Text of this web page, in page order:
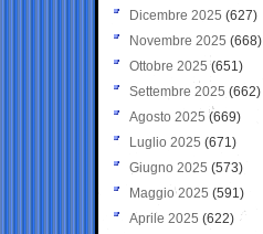
Dicembre 2025 (627)
Novembre 2025 (668)
Ottobre 2025 (651)
Settembre 2025 (662)
Agosto 2025 (669)
Luglio 2025 (671)
Giugno 2025 (573)
Maggio 2025 (591)
Aprile 2025 (622)